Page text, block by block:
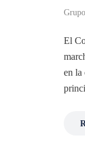
El
en la